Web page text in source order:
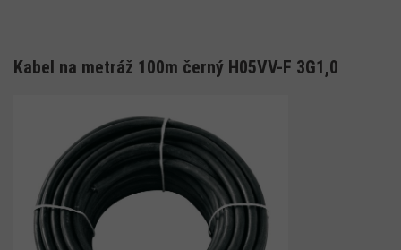
Kabel na metráž 100m černý H05VV-F 3G1,0